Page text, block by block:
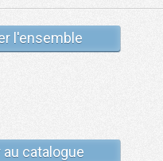
l'ensemble
au catalogue